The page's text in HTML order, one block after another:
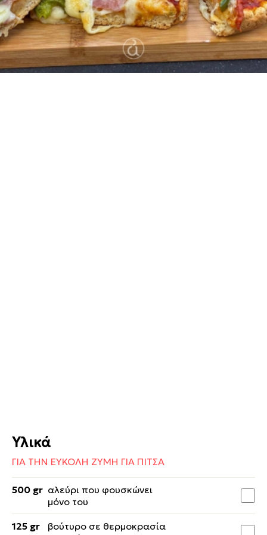
8 10 λεπτά 20 λεπτά
Υλικά
ΓΙΑ ΤΗΝ ΕΥΚΟΛΗ ΖΥΜΗ ΓΙΑ ΠΙΤΣΑ
500 gr αλεύρι που φουσκώνει
μόνο του
125 gr
βούτυρο σε θερμοκρασία